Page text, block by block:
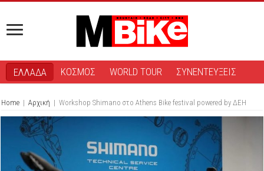
ΕΛΛΑΔΑ ΚΟΣΜΟΣ WORLD TOUR ΣΥΝΕΝΤΕΥΞΕΙΣ
Home | Αρχική | Workshop Shimano στο Αthens Bike festival powered by ΔΕΗ